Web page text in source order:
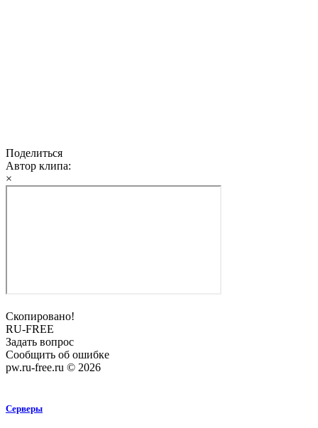
Поделиться
Автор клипа:
×
Скопировано!
RU-FREE
Задать вопрос
Сообщить об ошибке
pw.ru-free.ru © 2026
Серверы